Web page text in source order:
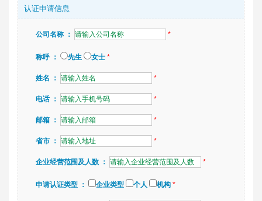
认证申请信息
公司名称 ： *
称呼 ： 先生 女士 *
姓名 ： *
电话 ： *
邮箱 ： *
省市 ： *
企业经营范围及人数 ： *
申请认证类型 ： 企业类型 个人 机构 *